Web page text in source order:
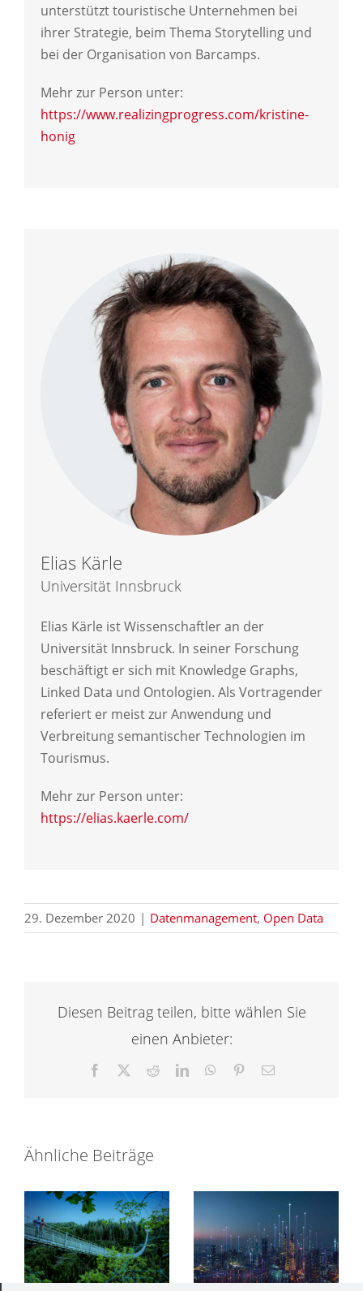
unterstützt touristische Unternehmen bei
ihrer Strategie, beim Thema Storytelling und
bei der Organisation von Barcamps.
Mehr zur Person unter:
https://www.realizingprogress.com/kristine-
honig
Elias Kärle
Universität Innsbruck
Elias Kärle ist Wissenschaftler an der
Universität Innsbruck. In seiner Forschung
beschäftigt er sich mit Knowledge Graphs,
Linked Data und Ontologien. Als Vortragender
referiert er meist zur Anwendung und
Verbreitung semantischer Technologien im
Tourismus.
Mehr zur Person unter:
https://elias.kaerle.com/
29. Dezember 2020 | Datenmanagement, Open Data
Diesen Beitrag teilen, bitte wählen Sie
einen Anbieter:
Facebook RedditLinkedInWhatsApp
Pinterest
E-
Ähnliche Beiträge